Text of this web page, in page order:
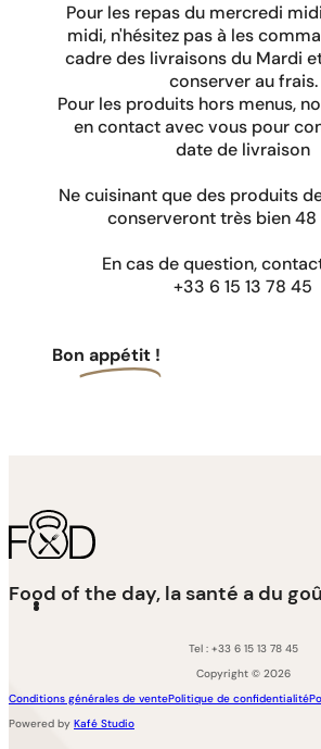
Pour les repas du mercredi
midi, n'hésitez pas à les
cadre des livraisons du Mardi
conserver au frais.
Pour les produits hors menus,
en contact avec vous pour
date de livraison
Ne cuisinant que des produits
conserveront très bien 48
En cas de question,
+33 6 15 13 78 45
Bon appétit !
Food of the day, la santé a du
Tel : +33 6 15 13 78 45
Copyright © 2026
Conditions générales de ventePolitique de confidentialité
Powered by Kafé Studio